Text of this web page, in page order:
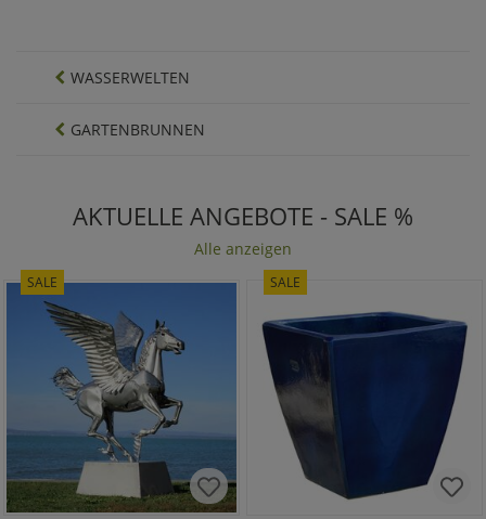
WASSERWELTEN
GARTENBRUNNEN
AKTUELLE ANGEBOTE - SALE %
Alle anzeigen
SALE SALE